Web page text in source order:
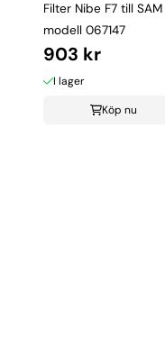
Filter Nibe F7 till
modell 067147
903 kr
I lager
Köp nu